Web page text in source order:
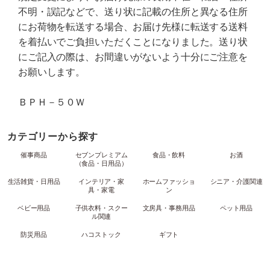
不明・誤記などで、送り状に記載の住所と異なる住所
にお荷物を転送する場合、お届け先様に転送する送料
を着払いでご負担いただくことになりました。送り状
にご記入の際は、お間違いがないよう十分にご注意を
お願いします。
ＢＰＨ－５０Ｗ
カテゴリーから探す
催事商品
セブンプレミアム
（食品・日用品）
食品・飲料 お酒
生活雑貨・日用品
インテリア・家
具・家電
ホームファッショ
ン
シニア・介護関連
ベビー用品
子供衣料・スクー
ル関連
文房具・事務用品 ペット用品
防災用品 ハコストック ギフト